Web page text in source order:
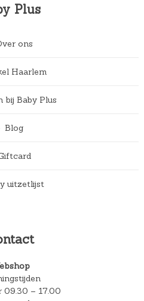
Plus
ons
Haarlem
bij Baby Plus
Blog
uitzetlijst
– 17.00